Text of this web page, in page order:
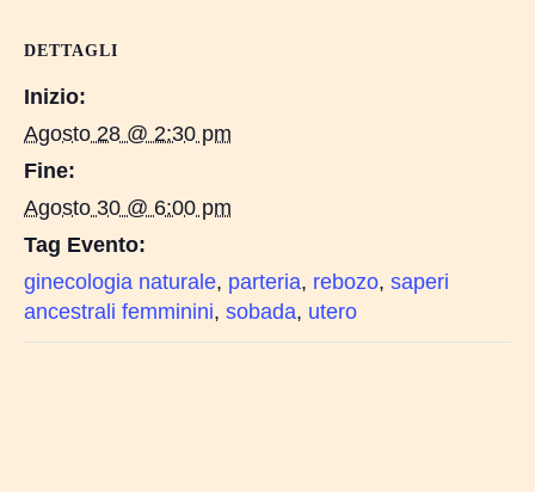
DETTAGLI
Inizio:
Agosto 28 @ 2:30 pm
Fine:
Agosto 30 @ 6:00 pm
Tag Evento:
ginecologia naturale, parteria, rebozo, saperi
ancestrali femminini, sobada, utero